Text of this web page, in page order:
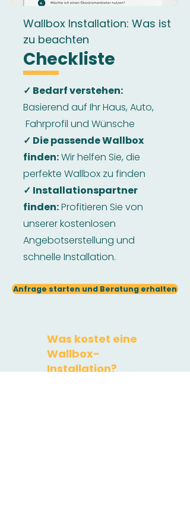
Wallbox Installation: Was ist
zu beachten
Checkliste
✓ Bedarf verstehen:
Basierend auf Ihr Haus, Auto,
Fahrprofil und Wünsche
✓ Die passende Wallbox
finden:Wir helfen Sie, die
perfekte Wallbox zu finden
✓ Installationspartner
finden:Profitieren Sie von
unserer kostenlosen
Angebotserstellung und
schnelle Installation.
Anfrage starten und Beratung erhalten
Was kostet eine
Wallbox-
Installation?